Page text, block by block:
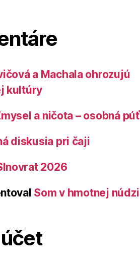
a Machala ohrozujú
kultúry
a ničota – osobná púť
diskusia pri čaji
2026
Som v hmotnej núdzi